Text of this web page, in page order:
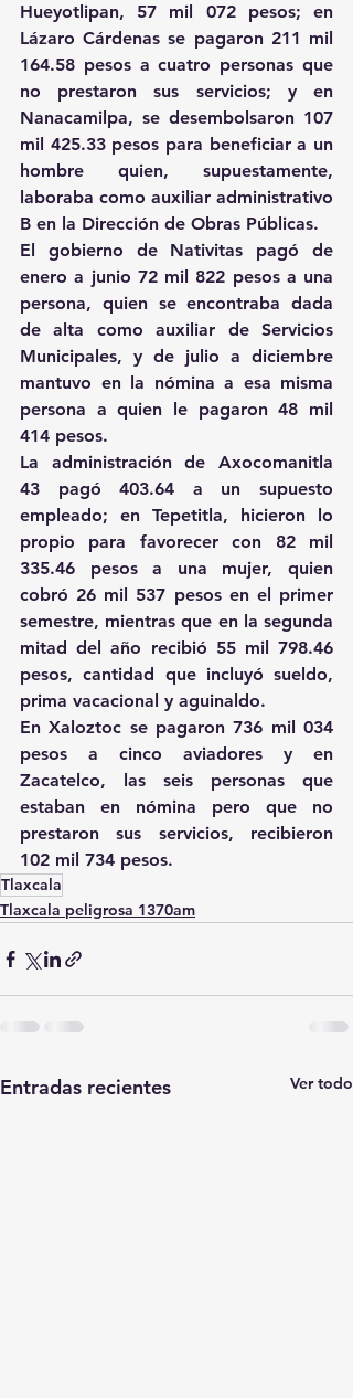
Hueyotlipan, 57 mil 072 pesos; en
Lázaro Cárdenas se pagaron 211 mil
164.58 pesos a cuatro personas que
no prestaron sus servicios; y en
Nanacamilpa, se desembolsaron 107
mil 425.33 pesos para beneficiar a un
hombre quien, supuestamente,
laboraba como auxiliar administrativo
B en la Dirección de Obras Públicas.
El gobierno de Nativitas pagó de
enero a junio 72 mil 822 pesos a una
persona, quien se encontraba dada
de alta como auxiliar de Servicios
Municipales, y de julio a diciembre
mantuvo en la nómina a esa misma
persona a quien le pagaron 48 mil
414 pesos.
La administración de Axocomanitla
43 pagó 403.64 a un supuesto
empleado; en Tepetitla, hicieron lo
propio para favorecer con 82 mil
335.46 pesos a una mujer, quien
cobró 26 mil 537 pesos en el primer
semestre, mientras que en la segunda
mitad del año recibió 55 mil 798.46
pesos, cantidad que incluyó sueldo,
prima vacacional y aguinaldo.
En Xaloztoc se pagaron 736 mil 034
pesos a cinco aviadores y en
Zacatelco, las seis personas que
estaban en nómina pero que no
prestaron sus servicios, recibieron
102 mil 734 pesos.
Tlaxcala
Tlaxcala peligrosa 1370am
Entradas recientes Ver todo